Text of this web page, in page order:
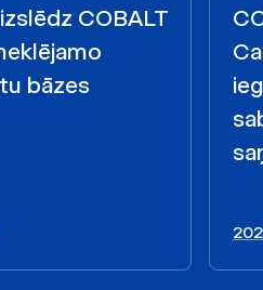
COBALT
bāzes